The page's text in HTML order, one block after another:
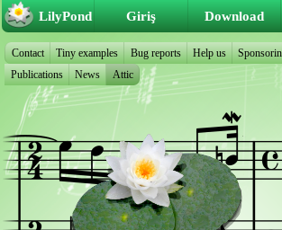
LilyPond Giriş Download
Contact Tiny examples Bug reports Help us
Publications
News Attic